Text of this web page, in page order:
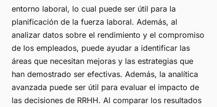
entorno laboral, lo cual puede ser útil para la
planificación de la fuerza laboral. Además, al
analizar datos sobre el rendimiento y el compromiso
de los empleados, puede ayudar a identificar las
áreas que necesitan mejoras y las estrategias que
han demostrado ser efectivas. Además, la analítica
avanzada puede ser útil para evaluar el impacto de
las decisiones de RRHH. Al comparar los resultados